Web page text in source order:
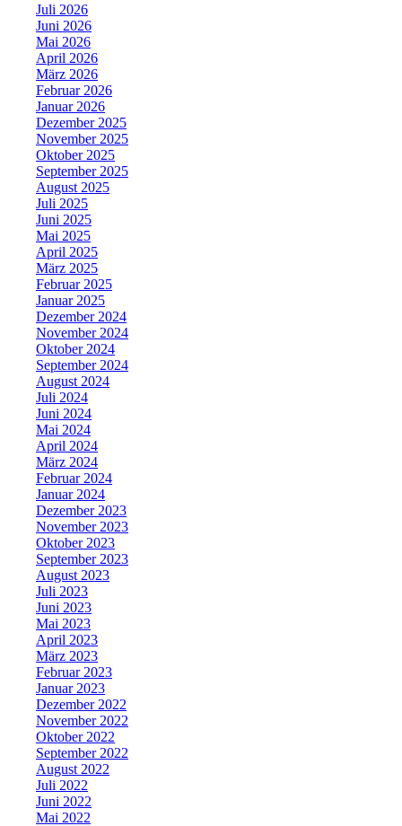
Juli 2026
Juni 2026
Mai 2026
April 2026
März 2026
Februar 2026
Januar 2026
Dezember 2025
November 2025
Oktober 2025
September 2025
August 2025
Juli 2025
Juni 2025
Mai 2025
April 2025
März 2025
Februar 2025
Januar 2025
Dezember 2024
November 2024
Oktober 2024
September 2024
August 2024
Juli 2024
Juni 2024
Mai 2024
April 2024
März 2024
Februar 2024
Januar 2024
Dezember 2023
November 2023
Oktober 2023
September 2023
August 2023
Juli 2023
Juni 2023
Mai 2023
April 2023
März 2023
Februar 2023
Januar 2023
Dezember 2022
November 2022
Oktober 2022
September 2022
August 2022
Juli 2022
Juni 2022
Mai 2022